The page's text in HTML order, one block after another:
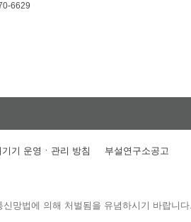
6629
기 운영ㆍ관리 방침 부설연구소공고
망법에 의해 처벌됨을 유념하시기 바랍니다.